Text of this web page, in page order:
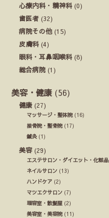
心療内科・精神科 (0)
歯医者 (32)
病院その他 (15)
皮膚科 (4)
眼科・耳鼻咽喉科 (8)
総合病院 (1)
美容・健康 (56)
健康 (27)
マッサージ・整体院(16)
接骨院・整骨院(17)
鍼灸(1)
美容 (29)
エステサロン・ダイエット・化粧品
ネイルサロン (13)
ハンドケア (2)
マツエクサロン (7)
理容室・散髪屋 (2)
美容室・美容院(11)